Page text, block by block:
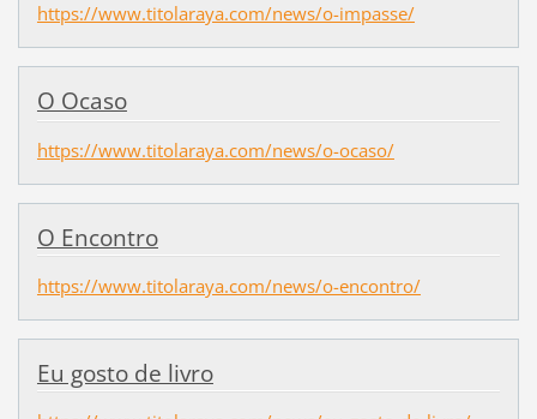
https://www.titolaraya.com/news/o-impasse/
O Ocaso
https://www.titolaraya.com/news/o-ocaso/
O Encontro
https://www.titolaraya.com/news/o-encontro/
Eu gosto de livro